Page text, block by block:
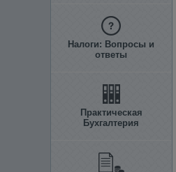
Налоги: Вопросы и
ответы
Практическая
Бухгалтерия